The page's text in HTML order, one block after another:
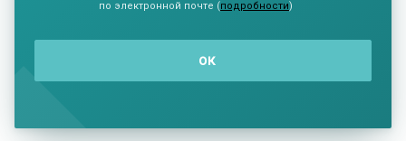
по электронной почте (подробности)